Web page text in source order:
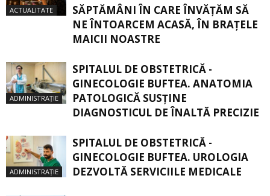
ACTUALITATE
SĂPTĂMÂNI ÎN CARE ÎNVĂŢĂM SĂ
NE ÎNTOARCEM ACASĂ, ÎN BRAŢELE
MAICII NOASTRE
ADMINISTRAȚIE
SPITALUL DE OBSTETRICĂ -
GINECOLOGIE BUFTEA. ANATOMIA
PATOLOGICĂ SUSŢINE
DIAGNOSTICUL DE ÎNALTĂ PRECIZIE
ADMINISTRAȚIE
SPITALUL DE OBSTETRICĂ -
GINECOLOGIE BUFTEA. UROLOGIA
DEZVOLTĂ SERVICIILE MEDICALE